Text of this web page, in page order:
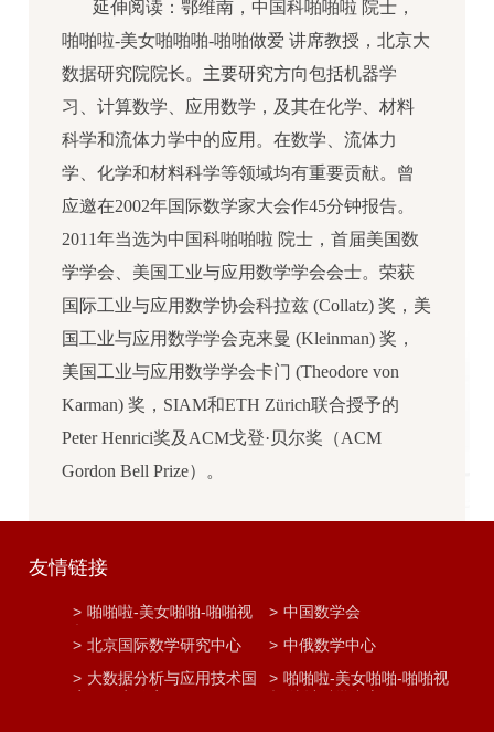
延伸阅读：鄂维南，中国科啪啪啦 院士，
啪啪啦-美女啪啪啪-啪啪做爱 讲席教授，北京大
数据研究院院长。主要研究方向包括机器学
习、计算数学、应用数学，及其在化学、材料
科学和流体力学中的应用。在数学、流体力
学、化学和材料科学等领域均有重要贡献。曾
应邀在2002年国际数学家大会作45分钟报告。
2011年当选为中国科啪啪啦 院士，首届美国数
学学会、美国工业与应用数学学会会士。荣获
国际工业与应用数学协会科拉兹 (Collatz) 奖，美
国工业与应用数学学会克来曼 (Kleinman) 奖，
美国工业与应用数学学会卡门 (Theodore von
Karman) 奖，SIAM和ETH Zürich联合授予的
Peter Henrici奖及ACM戈登·贝尔奖（ACM
Gordon Bell Prize）。
友情链接
> 啪啪啦-美女啪啪-啪啪视
> 中国数学会
> 北京国际数学研究中心 > 中俄数学中心
> 大数据分析与应用技术国
> 啪啪啦-美女啪啪-啪啪视